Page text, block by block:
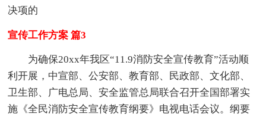
决项的
宣传工作方案 篇3
为确保20xx年我区“11.9消防安全宣传教育”活动顺
利开展，中宣部、公安部、教育部、民政部、文化部、
卫生部、广电总局、安全监管总局联合召开全国部署实
施《全民消防安全宣传教育纲要》电视电话会议。纲要